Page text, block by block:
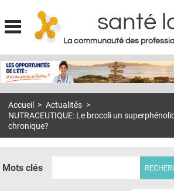
Jump to navigation
santé
La communauté des
MON COMPTE
S'ABONNER À LA REVUE SOIN À DOMICILE
ACTUS
Accueil > Actualités >
NUTRACEUTIQUE: Le brocoli un
chronique?
Mots clés